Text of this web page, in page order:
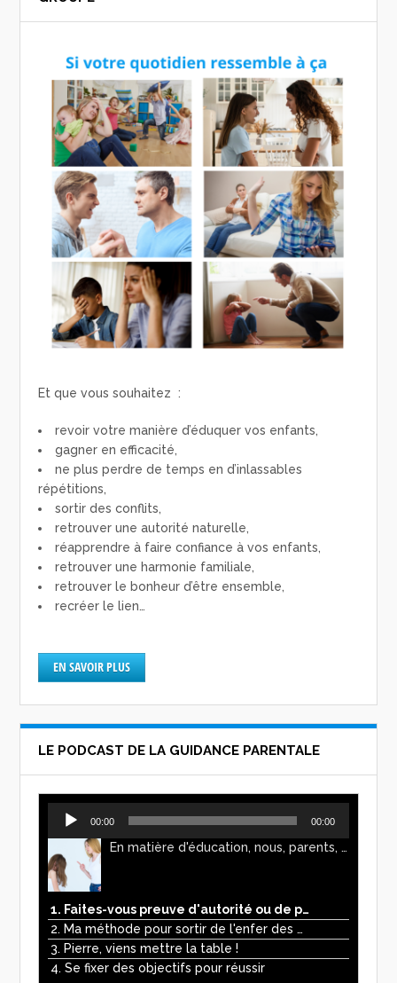
Et que vous souhaitez :
revoir votre manière d’éduquer vos enfants,
gagner en efficacité,
ne plus perdre de temps en d’inlassables
répétitions,
sortir des conflits,
retrouver une autorité naturelle,
réapprendre à faire confiance à vos enfants,
retrouver une harmonie familiale,
retrouver le bonheur d’être ensemble,
recréer le lien…
EN SAVOIR PLUS
LE PODCAST DE LA GUIDANCE PARENTALE
Lecteur
audio
00:00 00:00
En matière d'éducation, nous, parents, avons l'impression de faire preuve d'autorité. Mais n'est-ce pas, parfois, plutôt un jeu de pouvoir ? Ce podcast vous permettra d'y voir plus clair !
1. Faites-vous preuve d'autorité ou de pouvoir avec vos enfants ?
2. Ma méthode pour sortir de l'enfer des écrans
3. Pierre, viens mettre la table !
4. Se fixer des objectifs pour réussir